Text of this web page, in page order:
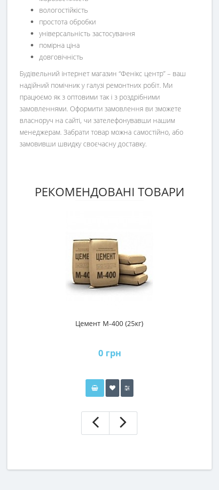
вологостійкість
простота обробки
універсальність застосування
помірна ціна
довговічність
Будівельний інтернет магазин “Фенікс центр” – ваш
надійний помічник у галузі ремонтних робіт. Ми
працюємо як з оптовими так і з роздрібними
замовленнями. Оформити замовлення ви зможете
власноруч на сайті, чи зателефонувавши нашим
менеджерам. Забрати товар можна самостійно, або
замовивши швидку своєчасну доставку.
РЕКОМЕНДОВАНІ ТОВАРИ
Цемент М-400 (25кг)
0 грн